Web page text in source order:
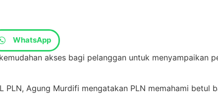
WhatsApp
akses bagi pelanggan untuk menyampaikan
PLN, Agung Murdifi mengatakan PLN memahami